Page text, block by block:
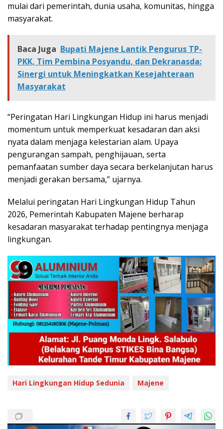
mulai dari pemerintah, dunia usaha, komunitas, hingga
masyarakat.
Baca Juga Bupati Majene Lantik Pengurus TP-
PKK, Tim Pembina Posyandu, dan Dekranasda:
Sinergi untuk Meningkatkan Kesejahteraan
Masyarakat
“Peringatan Hari Lingkungan Hidup ini harus menjadi
momentum untuk memperkuat kesadaran dan aksi
nyata dalam menjaga kelestarian alam. Upaya
pengurangan sampah, penghijauan, serta
pemanfaatan sumber daya secara berkelanjutan harus
menjadi gerakan bersama,” ujarnya.
Melalui peringatan Hari Lingkungan Hidup Tahun
2026, Pemerintah Kabupaten Majene berharap
kesadaran masyarakat terhadap pentingnya menjaga
lingkungan.
Hari Lingkungan Hidup Sedunia Majene